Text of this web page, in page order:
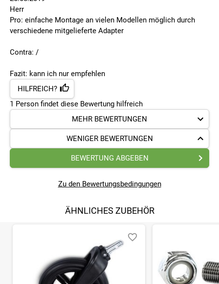
Herr
Pro: einfache Montage an vielen Modellen möglich durch
verschiedene mitgelieferte Adapter
Contra: /
Fazit: kann ich nur empfehlen
HILFREICH?
1 Person findet diese Bewertung hilfreich
MEHR BEWERTUNGEN
WENIGER BEWERTUNGEN
BEWERTUNG ABGEBEN
Zu den Bewertungsbedingungen
ÄHNLICHES ZUBEHÖR